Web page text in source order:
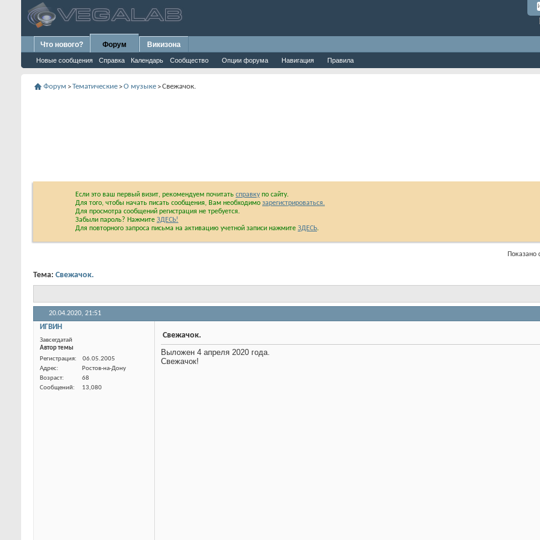
Что нового? Форум
Новые сообщения Справка Календарь Сообщество Опции форума Навигация Правила
Викизона
Форум >Тематические >О музыке >Свежачок.
Если это ваш первый визит, рекомендуем почитать справкупо сайту.
Для того, чтобы начать писать сообщения, Вам необходимо зарегистрироваться.
Для просмотра сообщений регистрация не требуется.
Забыли пароль? Нажмите ЗДЕСЬ!
Для повторного запроса письма на активацию учетной записи нажмите ЗДЕСЬ.
Показано с
Тема: Свежачок.
20.04.2020, 21:51
ИГВИН
Завсегдатай
Автор темы
Свежачок.
Выложен 4 апреля 2020 года.
Свежачок!